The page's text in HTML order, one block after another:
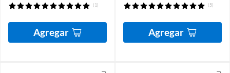
(1)
Agregar
(5)
Agregar